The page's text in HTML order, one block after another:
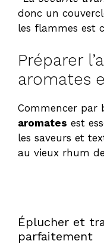
donc un
les flammes est
Préparer
aromates
Commencer par
aromates est
les saveurs et
au vieux rhum
Éplucher et
parfaitement